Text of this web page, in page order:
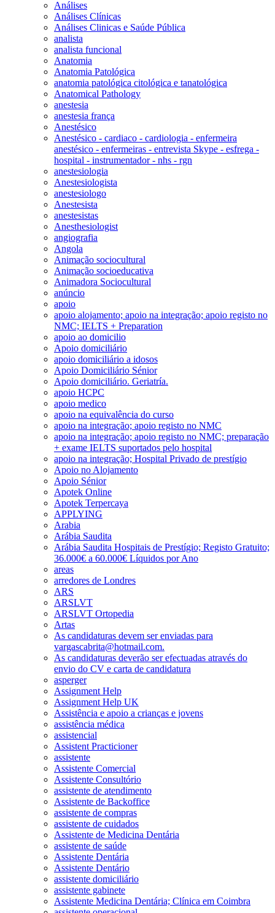
Análises
Análises Clínicas
Análises Clinicas e Saúde Pública
analista
analista funcional
Anatomia
Anatomia Patológica
anatomia patológica citológica e tanatológica
Anatomical Pathology
anestesia
anestesia frança
Anestésico
Anestésico - cardiaco - cardiologia - enfermeira
anestésico - enfermeiras - entrevista Skype - esfrega -
hospital - instrumentador - nhs - rgn
anestesiologia
Anestesiologista
anestesiologo
Anestesista
anestesistas
Anesthesiologist
angiografia
Angola
Animação sociocultural
Animação socioeducativa
Animadora Sociocultural
anúncio
apoio
apoio alojamento; apoio na integração; apoio registo no
NMC; IELTS + Preparation
apoio ao domicilio
Apoio domiciliário
apoio domiciliário a idosos
Apoio Domiciliário Sénior
Apoio domiciliário. Geriatría.
apoio HCPC
apoio medico
apoio na equivalência do curso
apoio na integração; apoio registo no NMC
apoio na integração; apoio registo no NMC; preparação
+ exame IELTS suportados pelo hospital
apoio na integração; Hospital Privado de prestígio
Apoio no Alojamento
Apoio Sénior
Apotek Online
Apotek Terpercaya
APPLYING
Arabia
Arábia Saudita
Arábia Saudita Hospitais de Prestígio; Registo Gratuito;
36.000€ a 60.000€ Líquidos por Ano
areas
arredores de Londres
ARS
ARSLVT
ARSLVT Ortopedia
Artas
As candidaturas devem ser enviadas para
vargascabrita@hotmail.com.
As candidaturas deverão ser efectuadas através do
envio do CV e carta de candidatura
asperger
Assignment Help
Assignment Help UK
Assistência e apoio a crianças e jovens
assistência médica
assistencial
Assistent Practicioner
assistente
Assistente Comercial
Assistente Consultório
assistente de atendimento
Assistente de Backoffice
assistente de compras
assistente de cuidados
Assistente de Medicina Dentária
assistente de saúde
Assistente Dentária
Assistente Dentário
assistente domiciliário
assistente gabinete
Assistente Medicina Dentária; Clínica em Coimbra